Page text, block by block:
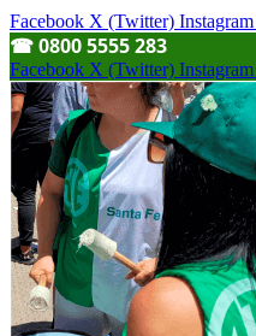
Facebook X (Twitter) Instagram
☎︎ 0800 5555 283
Facebook X (Twitter) Instagram